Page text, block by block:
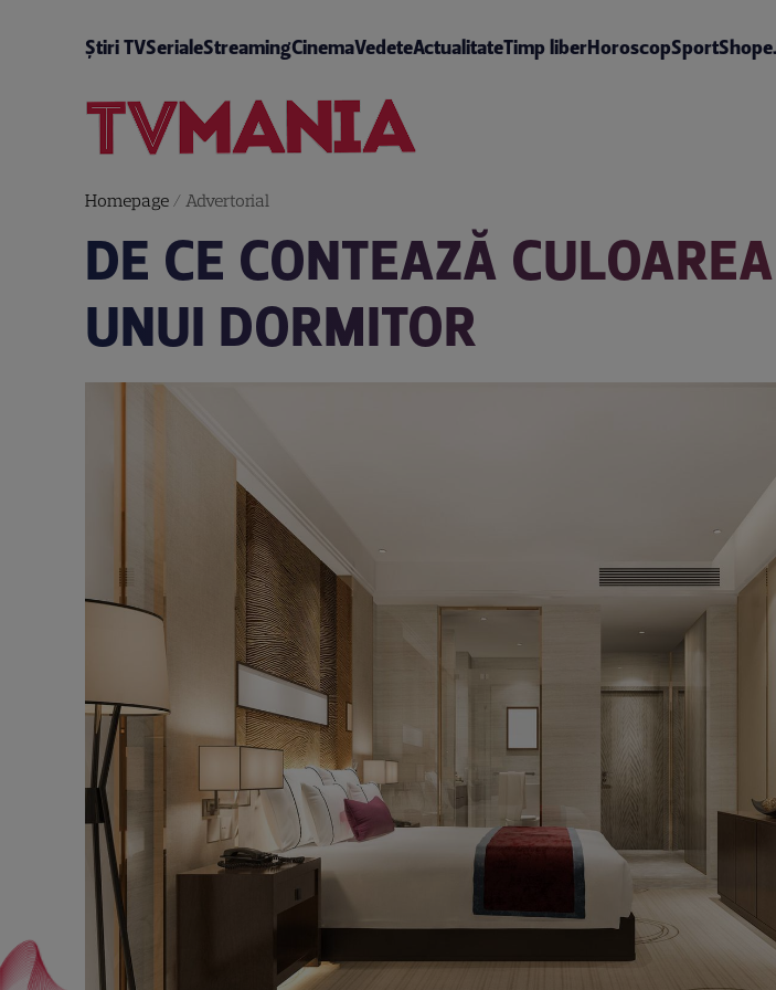
Știri TVSerialeStreamingCinemaVedeteActualitateTimp liberHoroscopSportShop
Homepage/ Advertorial
DE CE CONTEAZĂ
UNUI DORMITOR